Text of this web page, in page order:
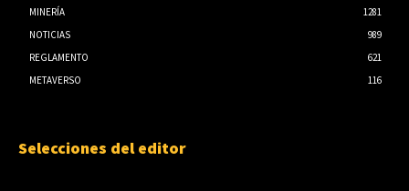
MINERÍA
1281
NOTICIAS
989
REGLAMENTO
621
METAVERSO
116
Selecciones del editor